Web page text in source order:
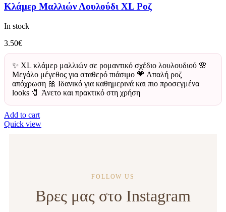
Κλάμερ Μαλλιών Λουλούδι XL Ροζ
In stock
3.50€
✨ XL κλάμερ μαλλιών σε ρομαντικό σχέδιο λουλουδιού 🌸
Μεγάλο μέγεθος για σταθερό πιάσιμο 💗 Απαλή ροζ
απόχρωση 🎀 Ιδανικό για καθημερινά και πιο προσεγμένα
looks 🧷 Άνετο και πρακτικό στη χρήση
Add to cart
Quick view
FOLLOW US
Βρες μας στο Instagram